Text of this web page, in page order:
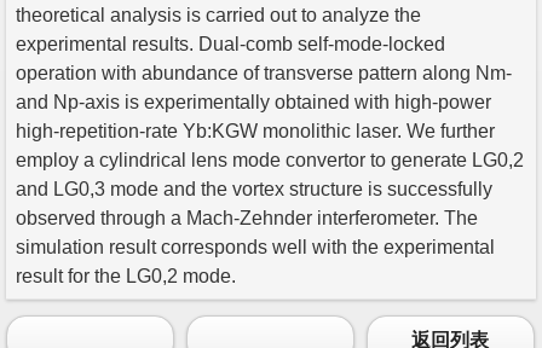
theoretical analysis is carried out to analyze the
experimental results. Dual-comb self-mode-locked
operation with abundance of transverse pattern along Nm-
and Np-axis is experimentally obtained with high-power
high-repetition-rate Yb:KGW monolithic laser. We further
employ a cylindrical lens mode convertor to generate LG0,2
and LG0,3 mode and the vortex structure is successfully
observed through a Mach-Zehnder interferometer. The
simulation result corresponds well with the experimental
result for the LG0,2 mode.
返回列表